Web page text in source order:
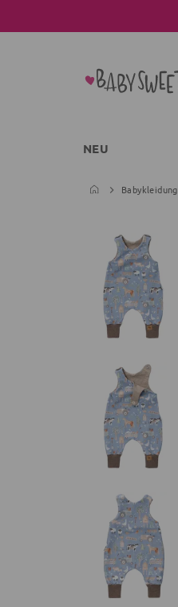
NEU
Babykleidung